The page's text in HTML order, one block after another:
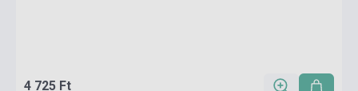
4 725 Ft